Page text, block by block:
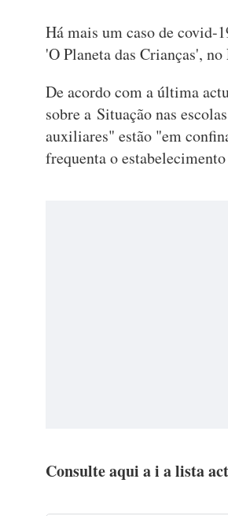
Há mais um caso de covid-
'O Planeta das Crianças', no
De acordo com a última
sobre a Situação nas
auxiliares" estão "em
frequenta o
Consulte aqui a i a lista